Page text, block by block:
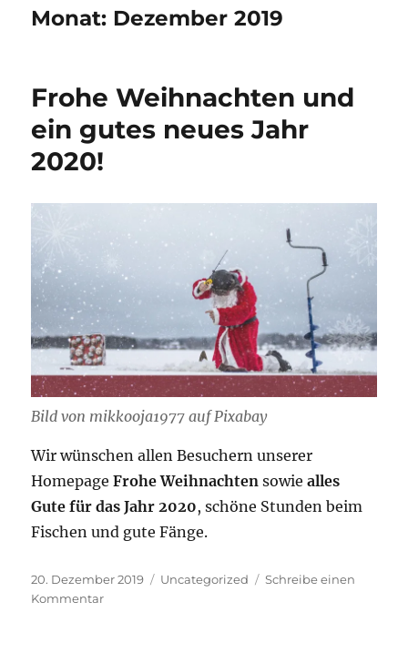
Monat: Dezember 2019
Frohe Weihnachten und
ein gutes neues Jahr
2020!
Bild von mikkooja1977 auf Pixabay
Wir wünschen allen Besuchern unserer
HomepageFrohe Weihnachten sowiealles
Gute für das Jahr 2020, schöne Stunden beim
Fischen und gute Fänge.
Veröffentlicht
am
20. Dezember 2019 Kategorien
Uncategorized
Schreibe einen
Kommentarzu